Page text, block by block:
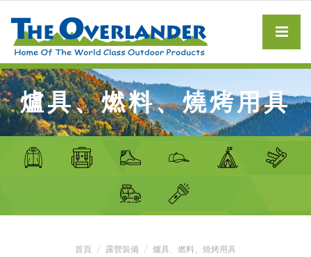
爐具、燃料、燒烤用具
首頁 露營裝備 爐具、燃料、燒烤用具